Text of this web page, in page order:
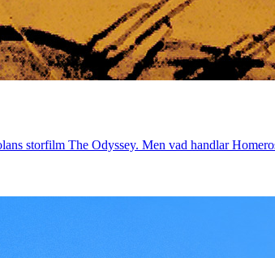
storfilm The Odyssey. Men vad handlar